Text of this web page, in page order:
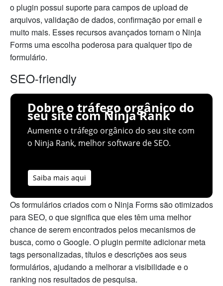
o plugin possui suporte para campos de upload de
arquivos, validação de dados, confirmação por email e
muito mais. Esses recursos avançados tornam o Ninja
Forms uma escolha poderosa para qualquer tipo de
formulário.
SEO-friendly
Dobre o tráfego orgânico do
seu site com Ninja Rank
Aumente o tráfego orgânico do seu site com
o Ninja Rank, melhor software de SEO.
Saiba mais aqui
Os formulários criados com o Ninja Forms são otimizados
para SEO, o que significa que eles têm uma melhor
chance de serem encontrados pelos mecanismos de
busca, como o Google. O plugin permite adicionar meta
tags personalizadas, títulos e descrições aos seus
formulários, ajudando a melhorar a visibilidade e o
ranking nos resultados de pesquisa.